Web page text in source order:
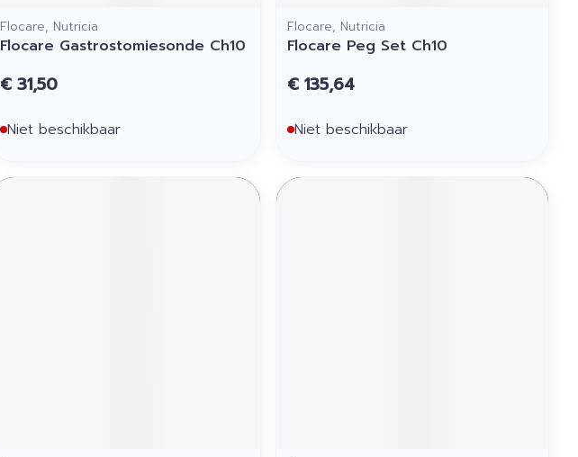
Flocare, Nutricia
Flocare Gastrostomiesonde Ch10
€ 31,50
Niet beschikbaar
Flocare, Nutricia
Flocare Peg Set Ch10
€ 135,64
Niet beschikbaar